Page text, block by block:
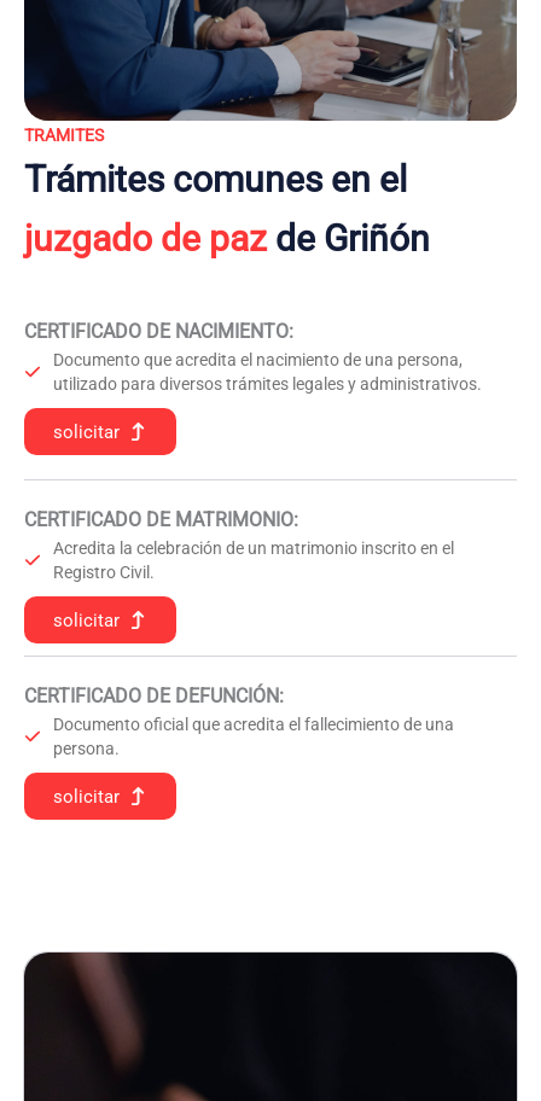
TRAMITES
Trámites comunes en el
juzgado de pazde Griñón
CERTIFICADO DE NACIMIENTO:
Documento que acredita el nacimiento de una persona,
utilizado para diversos trámites legales y administrativos.
solicitar
CERTIFICADO DE MATRIMONIO:
Acredita la celebración de un matrimonio inscrito en el
Registro Civil.
solicitar
CERTIFICADO DE DEFUNCIÓN:
Documento oficial que acredita el fallecimiento de una
persona.
solicitar